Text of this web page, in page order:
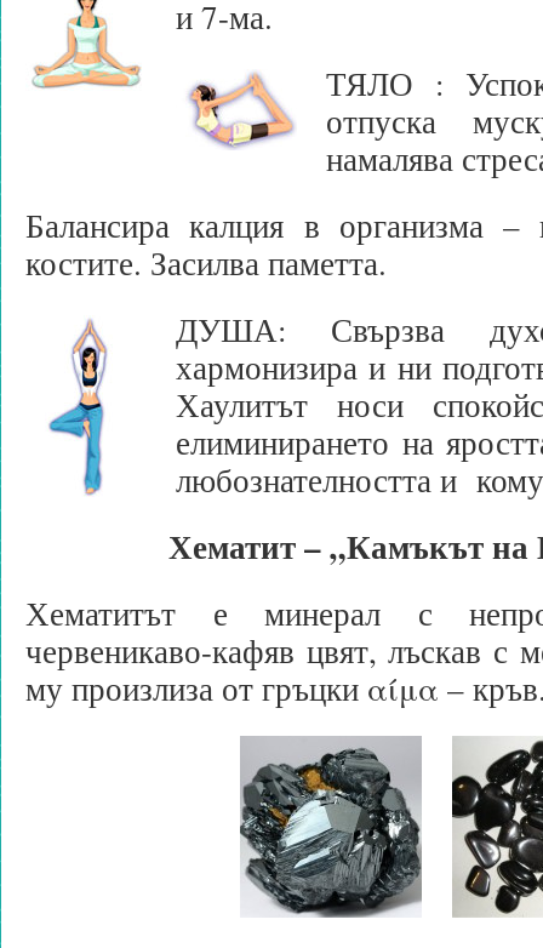
и 7-ма.
ТЯЛО :
отпуска
намалява
Балансира калция в организма
костите. Засилва паметта.
ДУША: Свързва
хармонизира и ни
Хаулитът носи
елиминирането на
любознателността и
Хематит–„Камъкът на
Хематитът е минерал с
червеникаво-кафяв цвят, лъскав с
му произлиза от гръцки αίμα –